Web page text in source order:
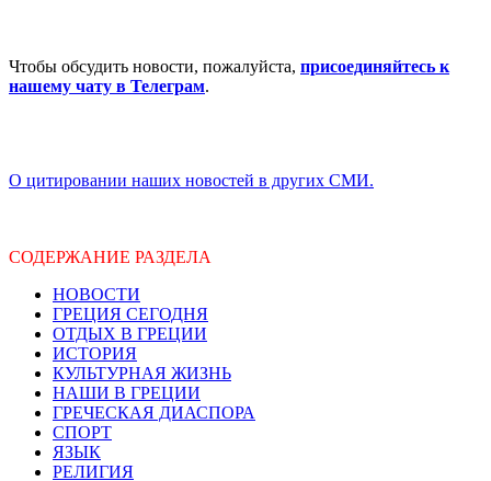
Чтобы обсудить новости, пожалуйста, присоединяйтесь к
нашему чату в Телеграм.
О цитировании наших новостей в других СМИ.
СОДЕРЖАНИЕ РАЗДЕЛА
НОВОСТИ
ГРЕЦИЯ СЕГОДНЯ
ОТДЫХ В ГРЕЦИИ
ИСТОРИЯ
КУЛЬТУРНАЯ ЖИЗНЬ
НАШИ В ГРЕЦИИ
ГРЕЧЕСКАЯ ДИАСПОРА
СПОРТ
ЯЗЫК
РЕЛИГИЯ